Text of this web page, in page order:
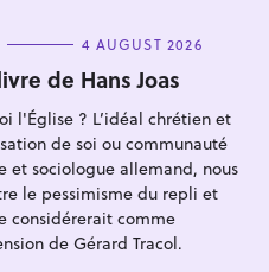
4 AUGUST 2026
de Hans Joas
l'Église ? L’idéal chrétien et
de soi ou communauté
et sociologue allemand, nous
le pessimisme du repli et
considérerait comme
de Gérard Tracol.